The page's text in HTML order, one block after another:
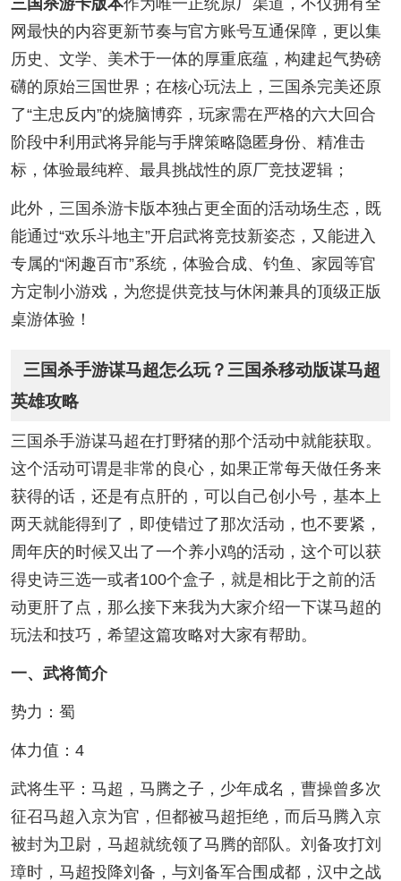
三国杀游卡版本作为唯一正统原厂渠道，不仅拥有全
网最快的内容更新节奏与官方账号互通保障，更以集
历史、文学、美术于一体的厚重底蕴，构建起气势磅
礴的原始三国世界；在核心玩法上，三国杀完美还原
了“主忠反内”的烧脑博弈，玩家需在严格的六大回合
阶段中利用武将异能与手牌策略隐匿身份、精准击
标，体验最纯粹、最具挑战性的原厂竞技逻辑；
此外，三国杀游卡版本独占更全面的活动场生态，既
能通过“欢乐斗地主”开启武将竞技新姿态，又能进入
专属的“闲趣百市”系统，体验合成、钓鱼、家园等官
方定制小游戏，为您提供竞技与休闲兼具的顶级正版
桌游体验！
三国杀手游谋马超怎么玩？三国杀移动版谋马超
英雄攻略
三国杀手游谋马超在打野猪的那个活动中就能获取。
这个活动可谓是非常的良心，如果正常每天做任务来
获得的话，还是有点肝的，可以自己创小号，基本上
两天就能得到了，即使错过了那次活动，也不要紧，
周年庆的时候又出了一个养小鸡的活动，这个可以获
得史诗三选一或者100个盒子，就是相比于之前的活
动更肝了点，那么接下来我为大家介绍一下谋马超的
玩法和技巧，希望这篇攻略对大家有帮助。
一、武将简介
势力：蜀
体力值：4
武将生平：马超，马腾之子，少年成名，曹操曾多次
征召马超入京为官，但都被马超拒绝，而后马腾入京
被封为卫尉，马超就统领了马腾的部队。刘备攻打刘
璋时，马超投降刘备，与刘备军合围成都，汉中之战